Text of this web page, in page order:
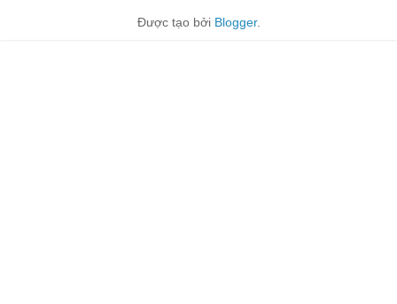
Được tạo bởi Blogger.